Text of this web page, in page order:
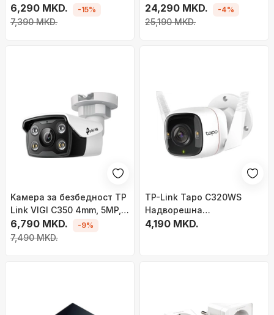
6,290 MKD.
7,390 MKD.
-15%
гигабитни порти, 16 PoE+
порти, црн
24,290 MKD.
25,190 MKD.
-4%
Kамера за безбедност TP
Link VIGI C350 4mm, 5MP,
Full Color, бела
6,790 MKD.
7,490 MKD.
-9%
TP-Link Tapo C320WS
Надворешна
Безбедносна Wi-Fi
4,190 MKD.